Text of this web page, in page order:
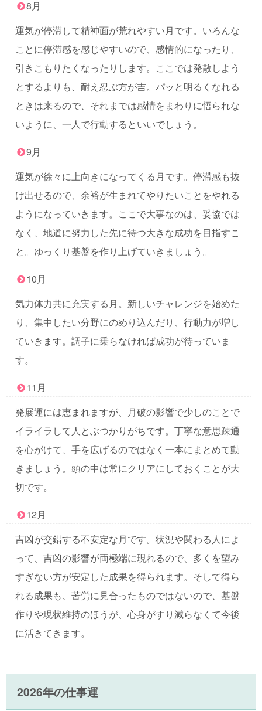
8月
運気が停滞して精神面が荒れやすい月です。いろんな
ことに停滞感を感じやすいので、感情的になったり、
引きこもりたくなったりします。ここでは発散しよう
とするよりも、耐え忍ぶ方が吉。パッと明るくなれる
ときは来るので、それまでは感情をまわりに悟られな
いように、一人で行動するといいでしょう。
9月
運気が徐々に上向きになってくる月です。停滞感も抜
け出せるので、余裕が生まれてやりたいことをやれる
ようになっていきます。ここで大事なのは、妥協では
なく、地道に努力した先に待つ大きな成功を目指すこ
と。ゆっくり基盤を作り上げていきましょう。
10月
気力体力共に充実する月。新しいチャレンジを始めた
り、集中したい分野にのめり込んだり、行動力が増し
ていきます。調子に乗らなければ成功が待っていま
す。
11月
発展運には恵まれますが、月破の影響で少しのことで
イライラして人とぶつかりがちです。丁寧な意思疎通
を心がけて、手を広げるのではなく一本にまとめて動
きましょう。頭の中は常にクリアにしておくことが大
切です。
12月
吉凶が交錯する不安定な月です。状況や関わる人によ
って、吉凶の影響が両極端に現れるので、多くを望み
すぎない方が安定した成果を得られます。そして得ら
れる成果も、苦労に見合ったものではないので、基盤
作りや現状維持のほうが、心身がすり減らなくて今後
に活きてきます。
2026年の仕事運